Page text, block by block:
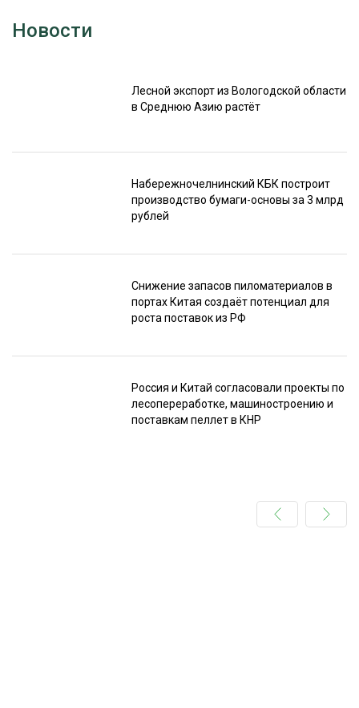
Новости
Лесной экспорт из Вологодской области
в Среднюю Азию растёт
Набережночелнинский КБК построит
производство бумаги-основы за 3 млрд
рублей
Снижение запасов пиломатериалов в
портах Китая создаёт потенциал для
роста поставок из РФ
Россия и Китай согласовали проекты по
лесопереработке, машиностроению и
поставкам пеллет в КНР